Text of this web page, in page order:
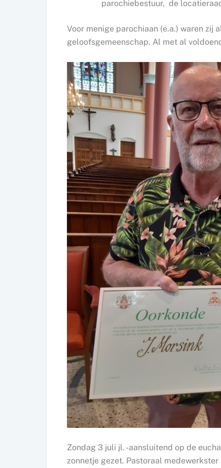
parochiebestuur, de
Voor menige parochiaan (e.a.) waren zij
geloofsgemeenschap. Al met al
Zondag 3 juli jl. -aansluitend op de
zonnetje gezet. Pastoraal